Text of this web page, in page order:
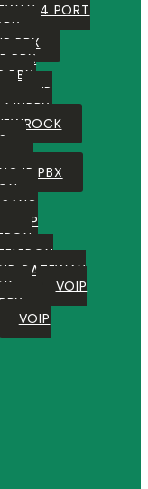
4 PORT
IP PBX
PBX
PBX
IP
MYPBX
IP PBX
SIP
GATEWAY
VOIP
VOIP